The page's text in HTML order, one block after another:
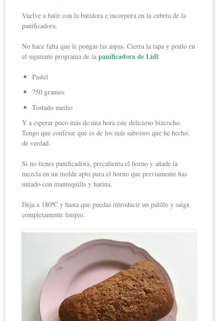
Vuelve a batir con la batidora e incorpora en la cubeta de la
panificadora.
No hace falta que le pongas las aspas. Cierra la tapa y ponlo en
el siguiente programa de lapanificadora de Lidl:
Pastel
750 gramos
Tostado medio
Y a esperar poco más de una hora este delicioso bizcocho.
Tengo que confesar que es de los más sabrosos que he hecho,
de verdad.
Si no tienes panificadora, precalienta el horno y añade la
mezcla en un molde apto para el horno que previamente has
untado con mantequilla y harina.
Deja a 180ºC y hasta que puedas introducir un palillo y salga
completamente limpio.